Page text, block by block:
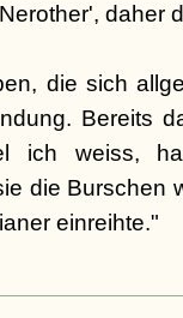
daher
die sich
Bereits
ich weiss,
die Burschen
einreihte."